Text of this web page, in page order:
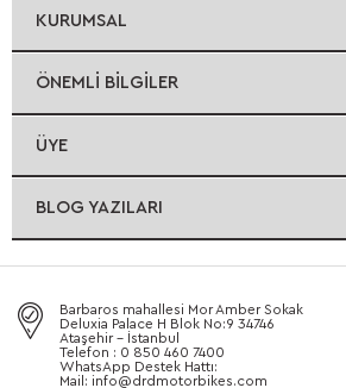
KURUMSAL
ÖNEMLI BILGILER
ÜYE
BLOG YAZILARI
Barbaros mahallesi Mor Amber Sokak
Deluxia Palace H Blok No:9 34746
Ataşehir - İstanbul
Telefon : 0 850 460 7400
WhatsApp Destek Hattı:
Mail: info@drdmotorbikes.com